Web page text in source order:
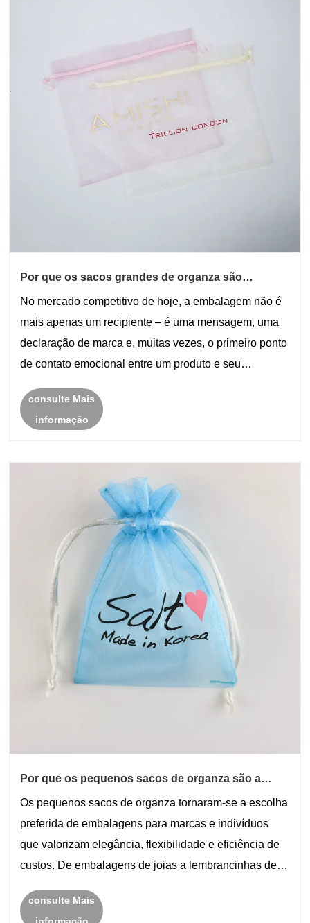
Por que os sacos grandes de organza são
modernos?
​No mercado competitivo de hoje, a embalagem não é
mais apenas um recipiente – é uma mensagem, uma
declaração de marca e, muitas vezes, o primeiro ponto
de contato emocional entre um produto e seu
disponíveis, os Sacos Grandes de Organza surgiram
como......
consulte Mais
informação
Por que os pequenos sacos de organza são a
modernas?
Os pequenos sacos de organza tornaram-se a escolha
preferida de embalagens para marcas e indivíduos
que valorizam elegância, flexibilidade e eficiência de
custos. De embalagens de joias a lembrancinhas de
leves, mas visualmente atraentes, resolvem vá......
consulte Mais